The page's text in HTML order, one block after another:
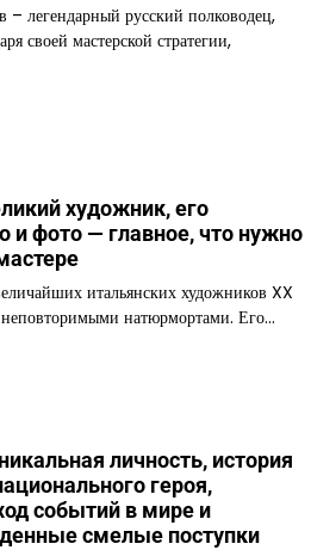
– легендарный русский полководец,
своей мастерской стратегии,
художник, его
и фото — главное, что нужно
итальянских художников XX
натюрмортами. Его…
личность, история
героя,
событий в мире и
смелые поступки